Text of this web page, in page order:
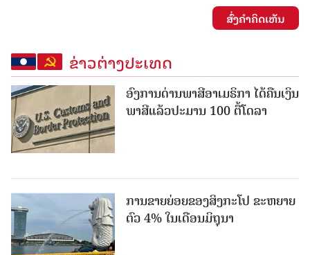
ສົ່ງຄໍາຄິດເຫັນ
ຂ່າວຕ່າງປະເທດ
ອົງການດ່ານພາສີອາເມຣິກາ ໄດ້ຄືນເງິນ
ພາສີແລ້ວປະມານ 100 ຕື້ໂດລາ
ການຂາຍຍ່ອຍຂອງສິງກະໂປ ຂະຫຍາຍ
ຕົວ 4% ໃນເດືອນມິຖຸນາ